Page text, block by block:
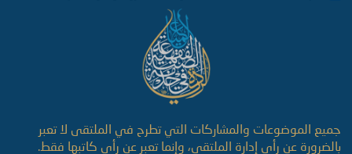
جميع الموضوعات والمشاركات التي تطرح في الملتقى لا تعبر
بالضرورة عن رأي إدارة الملتقى، وإنما تعبر عن رأي كاتبها فقط.